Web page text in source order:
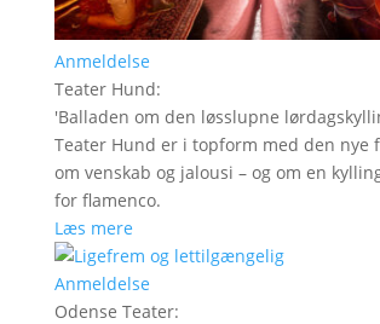
Anmeldelse
Teater Hund:
'Balladen om den løsslupne
Teater Hund er i topform med den nye
om venskab og jalousi – og om en
for flamenco.
Læs mere
Anmeldelse
Odense Teater: